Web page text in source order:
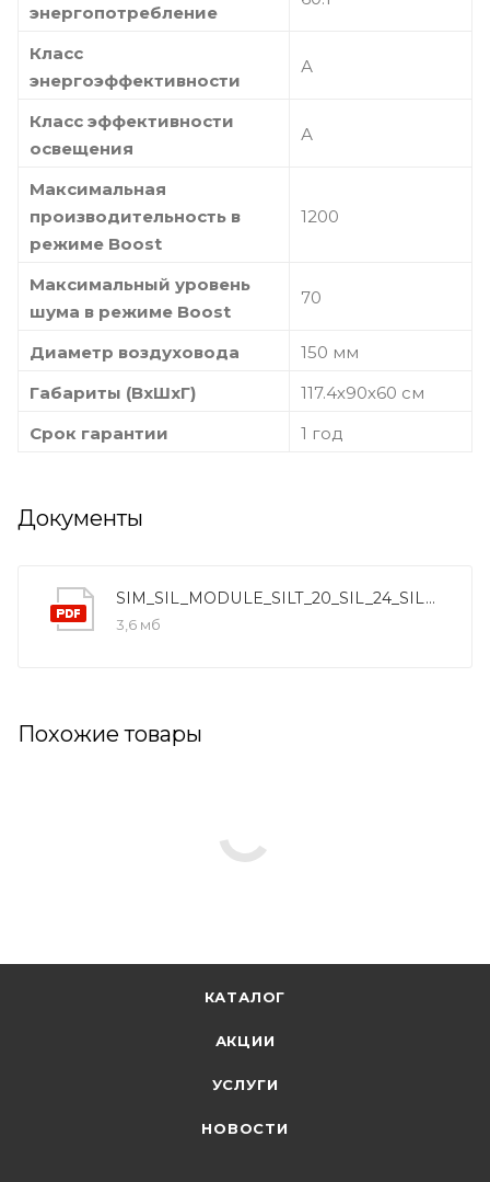
энергопотребление
Класс
энергоэффективности
А
Класс эффективности
освещения
А
Максимальная
производительность в
режиме Boost
1200
Максимальный уровень
шума в режиме Boost
70
Диаметр воздуховода
150 мм
Габариты (ВхШхГ)
117.4х90х60 см
Срок гарантии
1 год
Документы
SIM_SIL_MODULE_SILT_20_SIL_24_SIL_24TC_SIL_5_MO_404_MO_405_MO_406
3,6 мб
Похожие товары
КАТАЛОГ
АКЦИИ
УСЛУГИ
НОВОСТИ